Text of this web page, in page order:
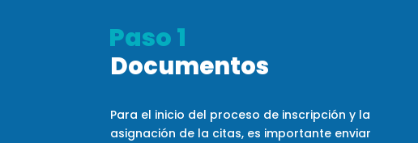
Paso 1
Documentos
Para el inicio del proceso de inscripción y la
asignación de la citas, es importante enviar